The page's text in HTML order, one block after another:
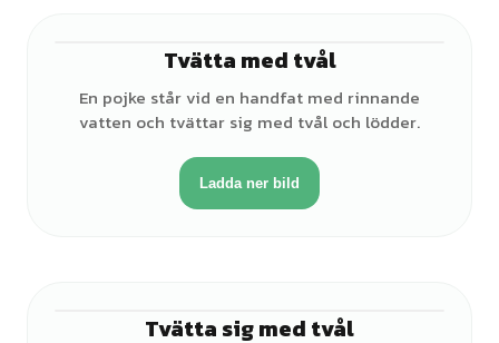
Tvätta med tvål
En pojke står vid en handfat med rinnande
vatten och tvättar sig med tvål och lödder.
Ladda ner bild
Tvätta sig med tvål